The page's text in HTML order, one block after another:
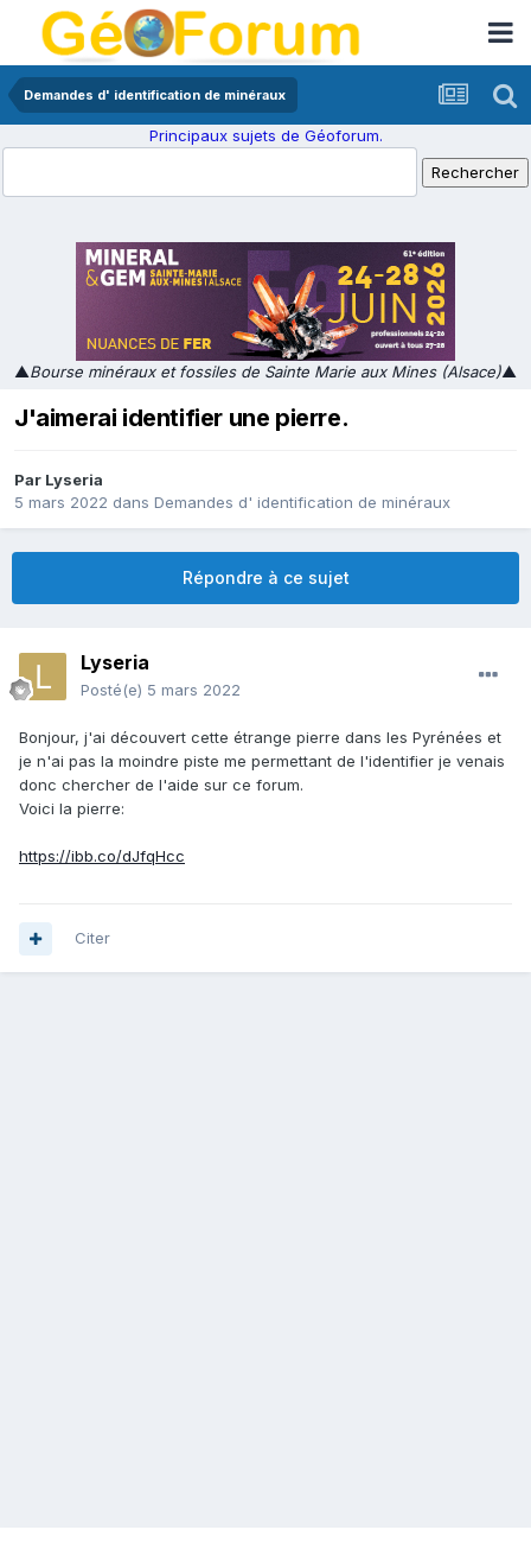
Demandes d' identification de minéraux
Principaux sujets de Géoforum.
▲Bourse minéraux et fossiles de Sainte Marie aux Mines (Alsace)▲
J'aimerai identifier une pierre.
Par Lyseria
5 mars 2022 dans Demandes d' identification de minéraux
Répondre à ce sujet
Lyseria
Posté(e) 5 mars 2022
Bonjour, j'ai découvert cette étrange pierre dans les Pyrénées et
je n'ai pas la moindre piste me permettant de l'identifier je venais
donc chercher de l'aide sur ce forum.
Voici la pierre:
https://ibb.co/dJfqHcc
Citer